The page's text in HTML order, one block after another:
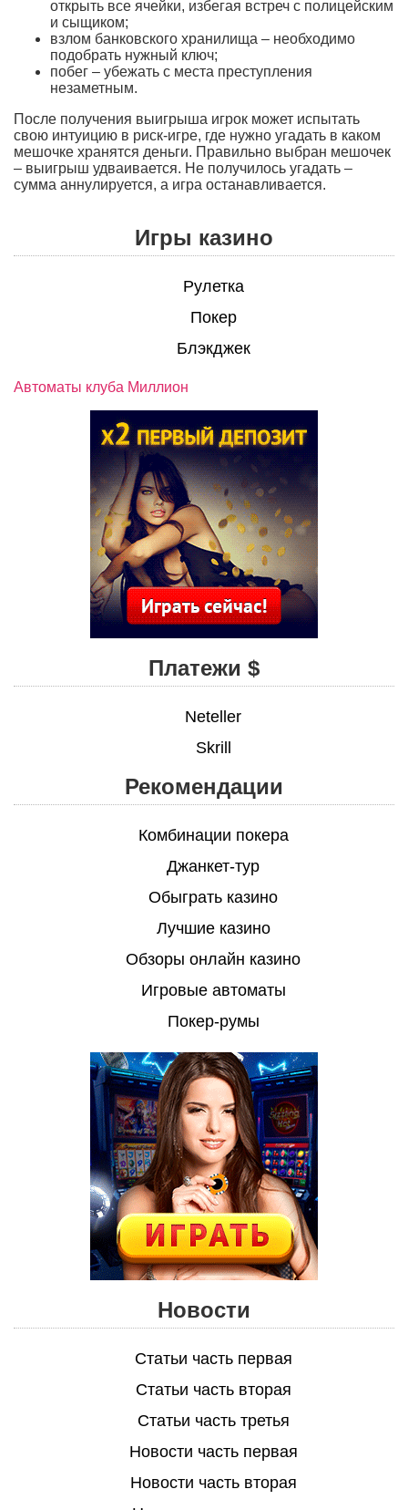
открыть все ячейки, избегая встреч с полицейским
и сыщиком;
взлом банковского хранилища – необходимо
подобрать нужный ключ;
побег – убежать с места преступления
незаметным.
После получения выигрыша игрок может испытать
свою интуицию в риск-игре, где нужно угадать в каком
мешочке хранятся деньги. Правильно выбран мешочек
– выигрыш удваивается. Не получилось угадать –
сумма аннулируется, а игра останавливается.
Игры казино
Рулетка
Покер
Блэкджек
Автоматы клуба Миллион
Платежи $
Neteller
Skrill
Рекомендации
Комбинации покера
Джанкет-тур
Обыграть казино
Лучшие казино
Обзоры онлайн казино
Игровые автоматы
Покер-румы
Новости
Статьи часть первая
Статьи часть вторая
Статьи часть третья
Новости часть первая
Новости часть вторая